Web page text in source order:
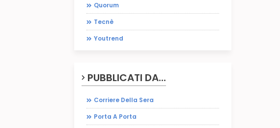
Quorum
Tecnè
Youtrend
PUBBLICATI DA...
Corriere Della Sera
Porta A Porta